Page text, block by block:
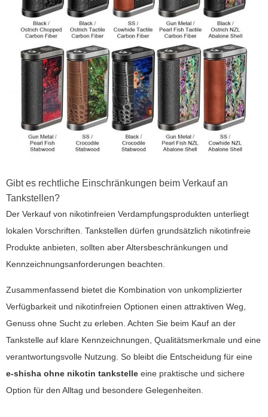
Gibt es rechtliche Einschränkungen beim Verkauf an
Tankstellen?
Der Verkauf von nikotinfreien Verdampfungsprodukten unterliegt
lokalen Vorschriften. Tankstellen dürfen grundsätzlich nikotinfreie
Produkte anbieten, sollten aber Altersbeschränkungen und
Kennzeichnungsanforderungen beachten.
Zusammenfassend bietet die Kombination von unkomplizierter
Verfügbarkeit und nikotinfreien Optionen einen attraktiven Weg,
Genuss ohne Sucht zu erleben. Achten Sie beim Kauf an der
Tankstelle auf klare Kennzeichnungen, Qualitätsmerkmale und eine
verantwortungsvolle Nutzung. So bleibt die Entscheidung für eine
e-shisha ohne nikotin tankstelle eine praktische und sichere
Option für den Alltag und besondere Gelegenheiten.